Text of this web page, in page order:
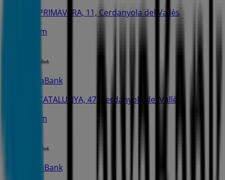
AV. PRIMAVERA, 11, Cerdanyola del Vallès
465 m
CaixaBank
AV. CATALUNYA, 47, Cerdanyola del Vallès
484 m
CaixaBank